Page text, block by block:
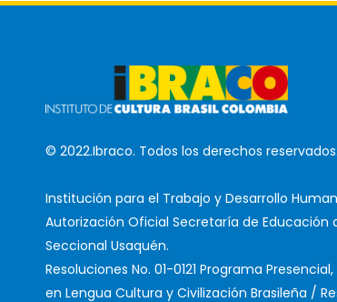
© 2022.Ibraco. Todos los derechos reservados.
Institución para el Trabajo y Desarrollo
Autorización Oficial Secretaría de Educación
Seccional Usaquén.
Resoluciones No. 01-0121 Programa
en Lengua Cultura y Civilización Brasileña /